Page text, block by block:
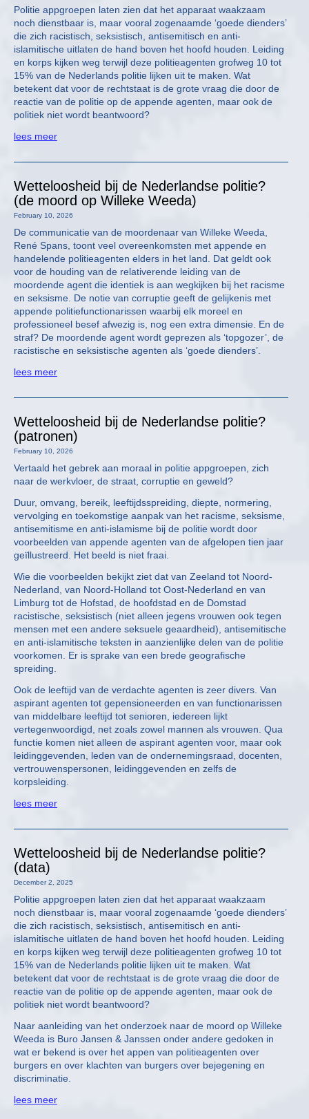
Politie appgroepen laten zien dat het apparaat waakzaam
noch dienstbaar is, maar vooral zogenaamde ‘goede dienders’
die zich racistisch, seksistisch, antisemitisch en anti-
islamitische uitlaten de hand boven het hoofd houden. Leiding
en korps kijken weg terwijl deze politieagenten grofweg 10 tot
15% van de Nederlands politie lijken uit te maken. Wat
betekent dat voor de rechtstaat is de grote vraag die door de
reactie van de politie op de appende agenten, maar ook de
politiek niet wordt beantwoord?
lees meer
Wetteloosheid bij de Nederlandse politie?
(de moord op Willeke Weeda)
February 10, 2026
De communicatie van de moordenaar van Willeke Weeda,
René Spans, toont veel overeenkomsten met appende en
handelende politieagenten elders in het land. Dat geldt ook
voor de houding van de relativerende leiding van de
moordende agent die identiek is aan wegkijken bij het racisme
en seksisme. De notie van corruptie geeft de gelijkenis met
appende politiefunctionarissen waarbij elk moreel en
professioneel besef afwezig is, nog een extra dimensie. En de
straf? De moordende agent wordt geprezen als ‘topgozer’, de
racistische en seksistische agenten als ‘goede dienders’.
lees meer
Wetteloosheid bij de Nederlandse politie?
February 10, 2026
Vertaald het gebrek aan moraal in politie appgroepen, zich
naar de werkvloer, de straat, corruptie en geweld?
Duur, omvang, bereik, leeftijdsspreiding, diepte, normering,
vervolging en toekomstige aanpak van het racisme, seksisme,
antisemitisme en anti-islamisme bij de politie wordt door
voorbeelden van appende agenten van de afgelopen tien jaar
geïllustreerd. Het beeld is niet fraai.
Wie die voorbeelden bekijkt ziet dat van Zeeland tot Noord-
Nederland, van Noord-Holland tot Oost-Nederland en van
Limburg tot de Hofstad, de hoofdstad en de Domstad
racistische, seksistisch (niet alleen jegens vrouwen ook tegen
mensen met een andere seksuele geaardheid), antisemitische
en anti-islamitische teksten in aanzienlijke delen van de politie
voorkomen. Er is sprake van een brede geografische
spreiding.
Ook de leeftijd van de verdachte agenten is zeer divers. Van
aspirant agenten tot gepensioneerden en van functionarissen
van middelbare leeftijd tot senioren, iedereen lijkt
vertegenwoordigd, net zoals zowel mannen als vrouwen. Qua
functie komen niet alleen de aspirant agenten voor, maar ook
leidinggevenden, leden van de ondernemingsraad, docenten,
vertrouwenspersonen, leidinggevenden en zelfs de
korpsleiding.
lees meer
Wetteloosheid bij de Nederlandse politie?
(data)
December 2, 2025
Politie appgroepen laten zien dat het apparaat waakzaam
noch dienstbaar is, maar vooral zogenaamde ‘goede dienders’
die zich racistisch, seksistisch, antisemitisch en anti-
islamitische uitlaten de hand boven het hoofd houden. Leiding
en korps kijken weg terwijl deze politieagenten grofweg 10 tot
15% van de Nederlands politie lijken uit te maken. Wat
betekent dat voor de rechtstaat is de grote vraag die door de
reactie van de politie op de appende agenten, maar ook de
politiek niet wordt beantwoord?
Naar aanleiding van het onderzoek naar de moord op Willeke
Weeda is Buro Jansen & Janssen onder andere gedoken in
wat er bekend is over het appen van politieagenten over
burgers en over klachten van burgers over bejegening en
discriminatie.
lees meer